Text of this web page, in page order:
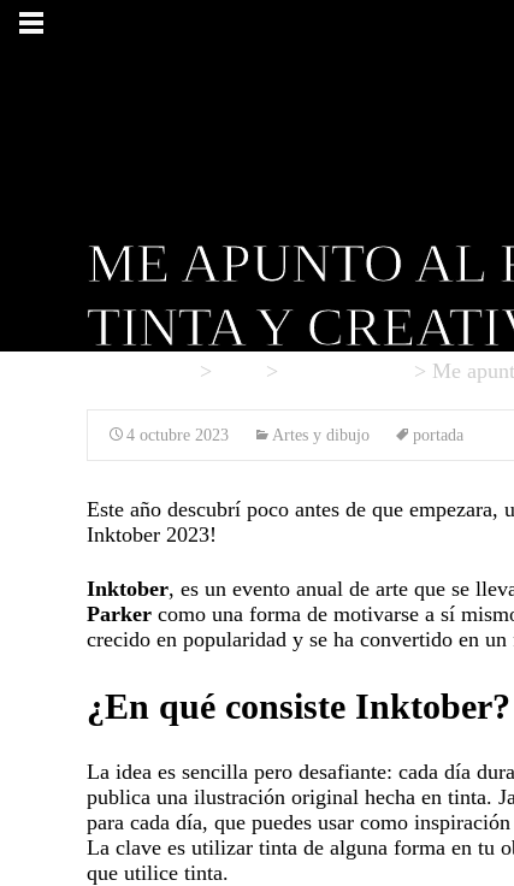
ME APUNTO AL
TINTA Y
> > > Me
4 octubre 2023 Artes y dibujo portada
Este año descubrí poco antes de que
Inktober 2023!
Inktober, es un evento anual de arte que se
Parker como una forma de motivarse a sí
crecido en popularidad y se ha convertido en
¿En qué consiste Inktober?
La idea es sencilla pero desafiante: cada día
publica una ilustración original hecha en tinta.
para cada día, que puedes usar como
La clave es utilizar tinta de alguna forma en tu
que utilice tinta.